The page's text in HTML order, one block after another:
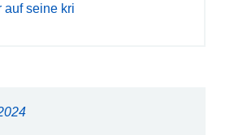
auf seine kri